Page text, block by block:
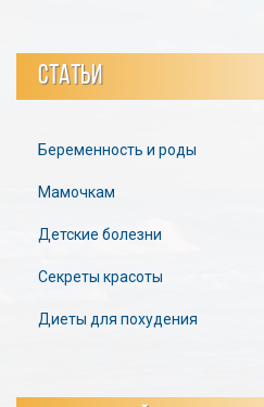
СТАТЬИ
Беременность и роды
Мамочкам
Детские болезни
Секреты красоты
Диеты для похудения